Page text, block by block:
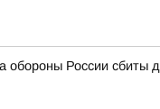
России сбиты